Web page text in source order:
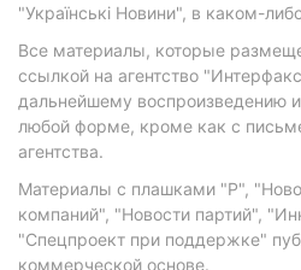
"Українські Новини", в каком-
Все материалы, которые
ссылкой на агентство
дальнейшему воспроизведению
любой форме, кроме как с
агентства.
Материалы с плашками "Р",
компаний", "Новости партий",
"Спецпроект при поддержке"
коммерческой основе.